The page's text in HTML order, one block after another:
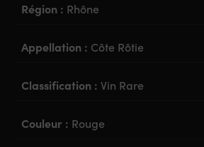
Région : Rhône
Appellation : Côte Rôtie
Classification :Vin Rare
Couleur : Rouge